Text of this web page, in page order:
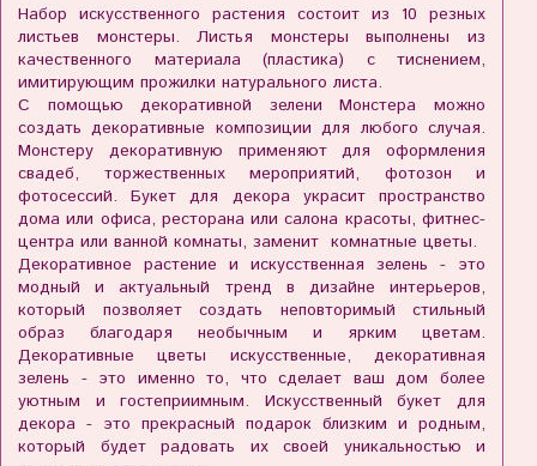
Набор искусственного растения состоит из 10 резных
листьев монстеры. Листья монстеры выполнены из
качественного материала (пластика) с тиснением,
имитирующим прожилки натурального листа.
С помощью декоративной зелени Монстера можно
создать декоративные композиции для любого случая.
Монстеру декоративную применяют для оформления
свадеб, торжественных мероприятий, фотозон и
фотосессий. Букет для декора украсит пространство
дома или офиса, ресторана или салона красоты, фитнес-
центра или ванной комнаты, заменит комнатные цветы.
Декоративное растение и искусственная зелень - это
модный и актуальный тренд в дизайне интерьеров,
который позволяет создать неповторимый стильный
образ благодаря необычным и ярким цветам.
Декоративные цветы искусственные, декоративная
зелень - это именно то, что сделает ваш дом более
уютным и гостеприимным. Искусственный букет для
декора - это прекрасный подарок близким и родным,
который будет радовать их своей уникальностью и